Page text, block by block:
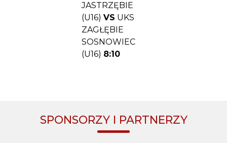
JASTRZĘBIE
(U16) VS UKS
ZAGŁĘBIE
SOSNOWIEC
(U16) 8:10
SPONSORZY I PARTNERZY